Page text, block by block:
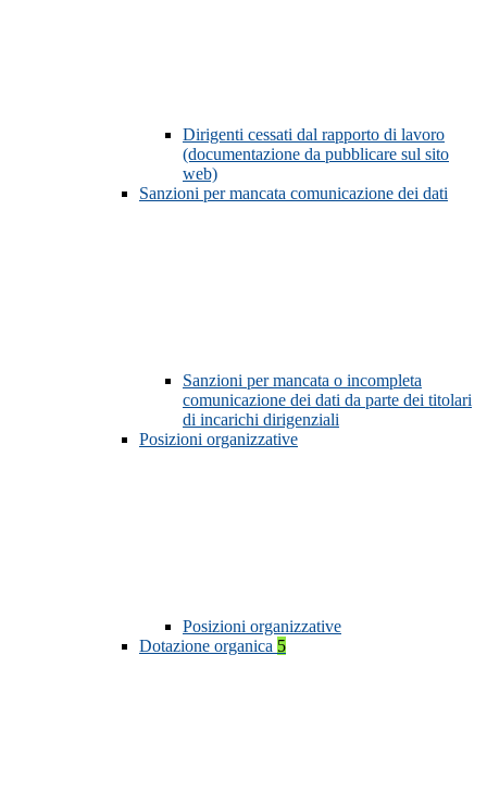
Dirigenti cessati dal rapporto di lavoro
(documentazione da pubblicare sul sito
web)
Sanzioni per mancata comunicazione dei dati
Sanzioni per mancata o incompleta
comunicazione dei dati da parte dei titolari
di incarichi dirigenziali
Posizioni organizzative
Posizioni organizzative
Dotazione organica 5